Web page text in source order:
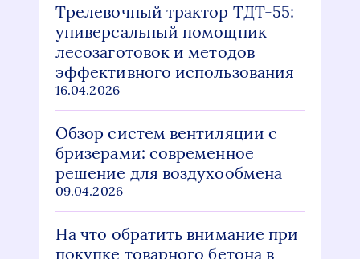
Трелевочный трактор ТДТ-55:
универсальный помощник
лесозаготовок и методов
эффективного использования
16.04.2026
Обзор систем вентиляции с
бризерами: современное
решение для воздухообмена
09.04.2026
На что обратить внимание при
покупке товарного бетона в